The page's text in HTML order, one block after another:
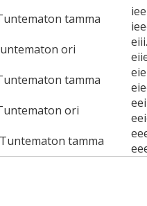
tamma
ori
tamma
ori
tamma